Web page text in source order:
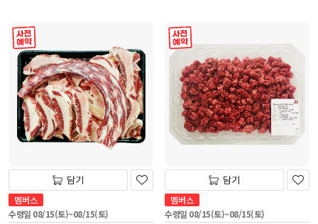
담기
멤버스
수령일 08/15(토)~08/15(토)
담기
멤버스
수령일 08/15(토)~08/15(토)